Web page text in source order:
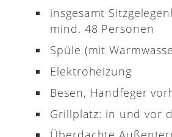
insgesamt
mind. 48 Personen
Spüle (mit
Elektroheizung
Besen, Handfeger
Grillplatz: in und vor